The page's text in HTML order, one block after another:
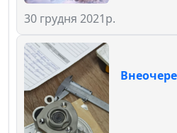
30 грудня 2021р.